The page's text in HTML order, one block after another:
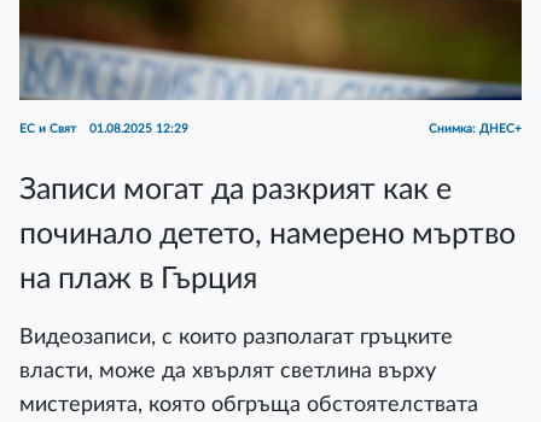
ЕС и Свят 01.08.2025 12:29 Снимка: ДНЕС+
Записи могат да разкрият как е
починало детето, намерено мъртво
на плаж в Гърция
Видеозаписи, с които разполагат гръцките
власти, може да хвърлят светлина върху
мистерията, която обгръща обстоятелствата